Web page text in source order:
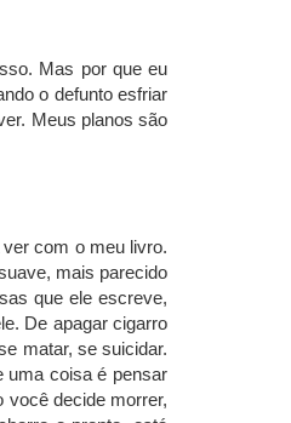
Mas por que eu
o defunto esfriar
Meus planos são
com o meu livro.
mais parecido
que ele escreve,
De apagar cigarro
matar, se suicidar.
uma coisa é pensar
você decide morrer,